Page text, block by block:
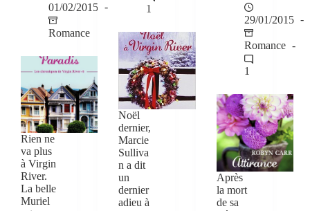
01/02/2015
Romance
Rien ne
va plus
à Virgin
River.
La belle
Muriel
1
Noël
dernier,
Marcie
Sulliva
n a dit
un
dernier
adieu à
29/01/2015
Romance
1
Après
la mort
de sa